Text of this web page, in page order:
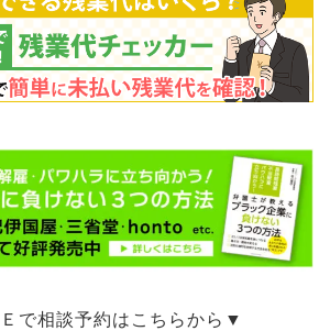
で相談予約はこちらから▼